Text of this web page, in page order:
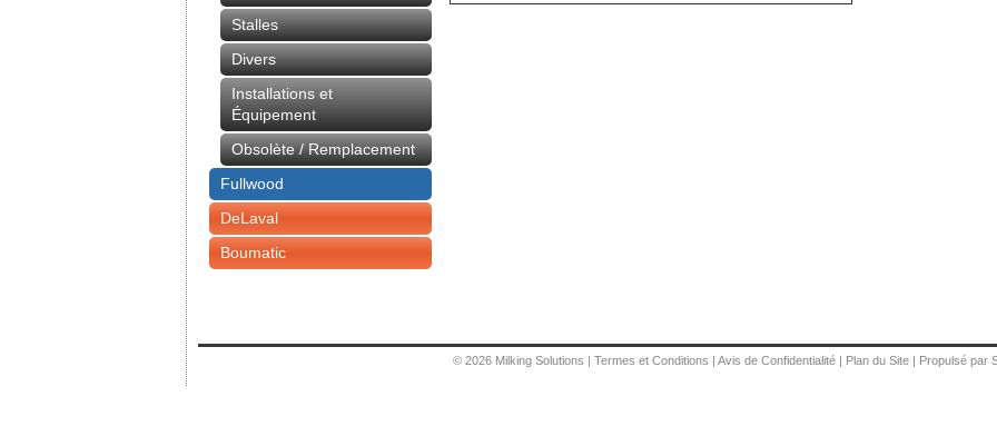
Stalles
Divers
Installations et
Équipement
Obsolète / Remplacement
Fullwood
DeLaval
Boumatic
© 2026 Milking Solutions | Termes et Conditions | Avis de Confidentialité | Plan du Site | Propulsé par